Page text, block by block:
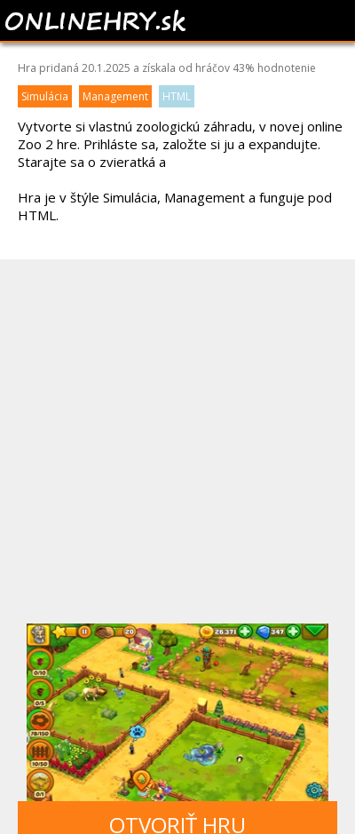
ZOO 2: ANIMAL PARK
Hra pridaná 20.1.2025 a získala od hráčov 43% hodnotenie
Simulácia
Management HTML
Vytvorte si vlastnú zoologickú záhradu, v novej online
Zoo 2 hre. Prihláste sa, založte si ju a expandujte.
Starajte sa o zvieratká a
Hra je v štýle Simulácia, Management a funguje pod
HTML.
OTVORIŤ HRU